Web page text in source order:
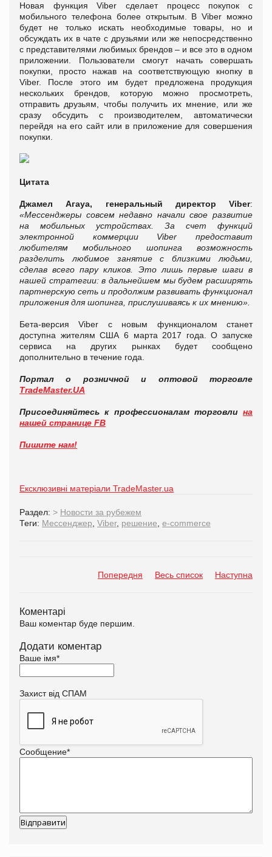
Новая функция Viber сделает процесс покупок с
мобильного телефона более открытым. В Viber можно
будет не только искать необходимые товары, но и
обсуждать их в чате с друзьями или же непосредственно
с представителями любимых брендов – и все это в одном
приложении. Пользователи смогут начать совершать
покупки, просто нажав на соответствующую кнопку в
Viber. После этого им будет предложена продукция
нескольких брендов, которую можно просмотреть,
отправить друзьям, чтобы получить их мнение, или же
сразу обсудить с производителем, автоматически
перейдя на его сайт или в приложение для совершения
покупки.
Цитата
Джамел Агауа, генеральный директор Viber:
«Мессенджеры совсем недавно начали свое развитие
на мобильных устройствах. За счет функций
электронной коммерции Viber предоставит
любителям мобильного шопинга возможность
разделить любимое занятие с близкими людьми,
сделав всего пару кликов. Это лишь первые шаги в
нашей стратегии: в дальнейшем мы будем расширять
партнерскую сеть и продолжим развивать функционал
приложения для шопинга, прислушиваясь к их мнению».
Бета-версия Viber с новым функционалом станет
доступна жителям США 6 марта 2017 года. О запуске
сервиса на других рынках будет сообщено
дополнительно в течение года.
Портал о розничной и оптовой торговле
TradeMaster.UA
Присоединяйтесь к профессионалам торговли на
нашей странице FB
Пишите нам!
Ексклюзивні матеріали TradeMaster.ua
Раздел: > Новости за рубежем
Теги: Мессенджер Viber, решение e-commerce
Попередня Весь список Наступна
Коментарі
Ваш коментар буде першим.
Додати коментар
Ваше імя*
Захист від СПАМ
Сообщение*